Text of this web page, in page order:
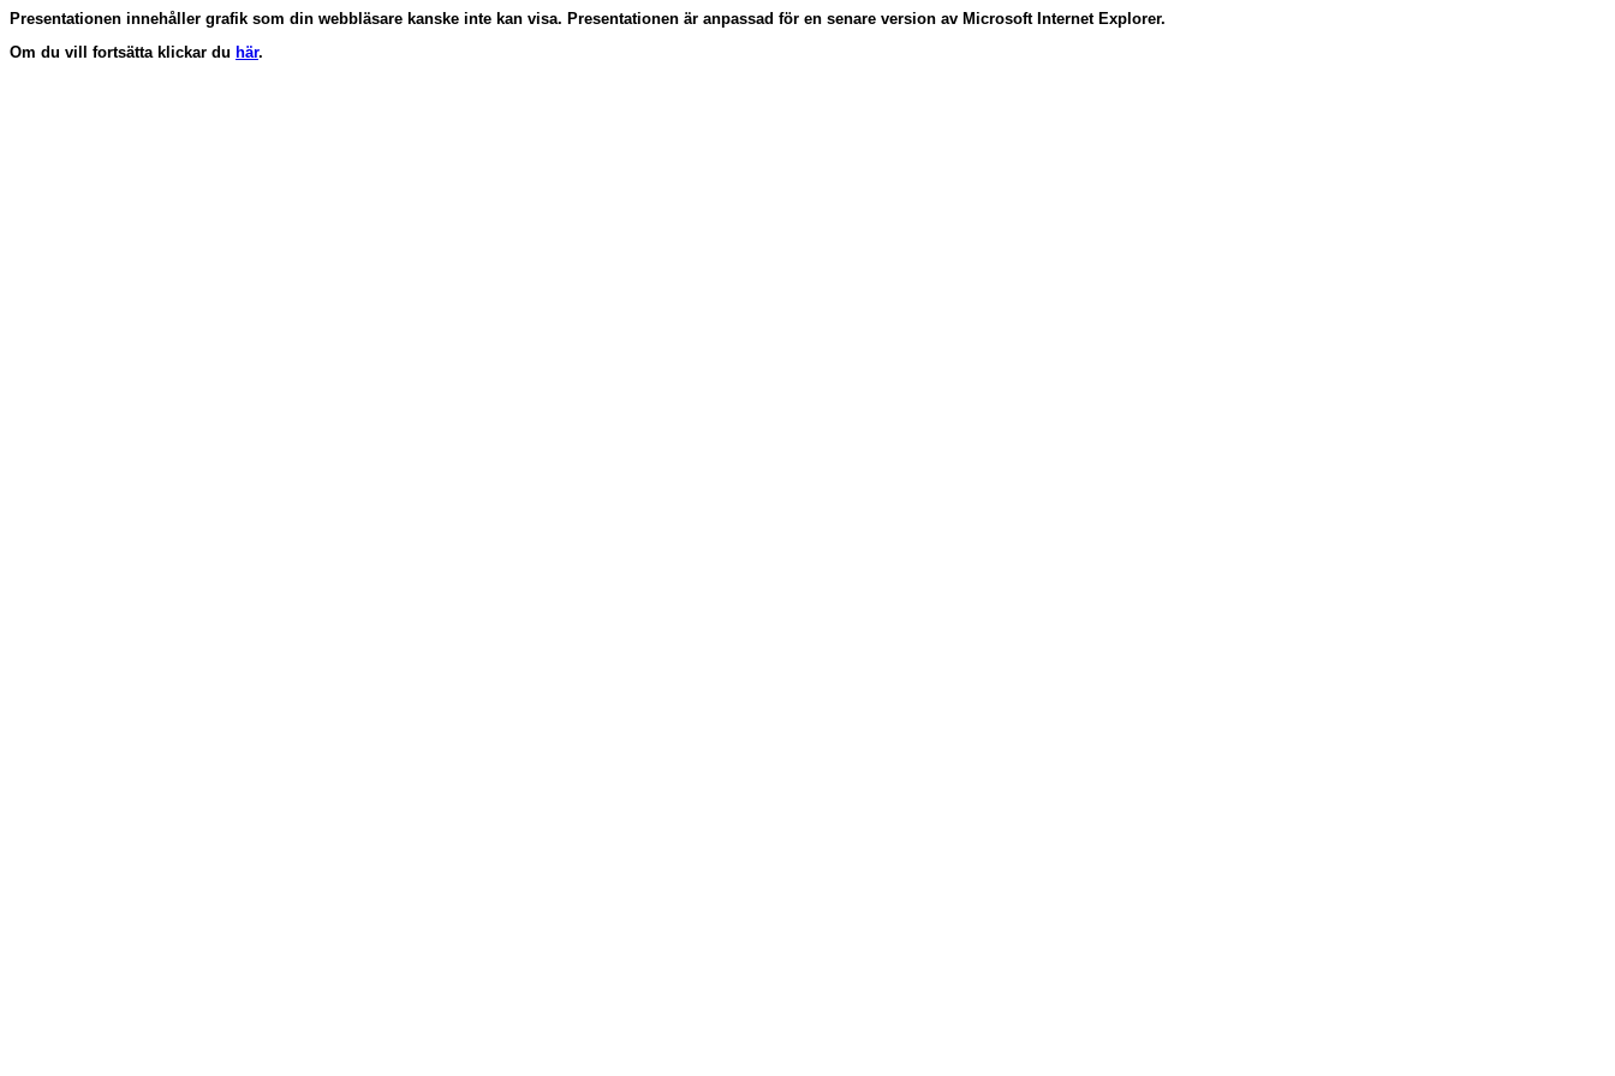
Presentationen innehåller grafik som din webbläsare kanske inte kan visa. Presentationen är anpassad för en senare version av Microsoft Internet Explorer.
Om du vill fortsätta klickar du här.